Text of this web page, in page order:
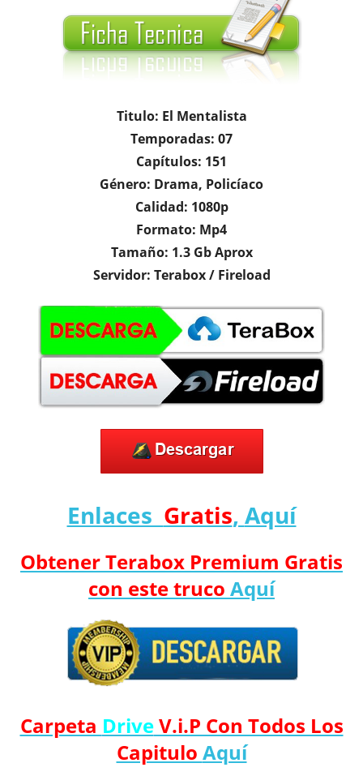
Titulo: El Mentalista
Temporadas: 07
Capítulos: 151
Género: Drama, Policíaco
Calidad: 1080p
Formato: Mp4
Tamaño: 1.3 Gb Aprox
Servidor: Terabox / Fireload
Enlaces Gratis, Aquí
Obtener Terabox Premium Gratis
con este truco Aquí
Carpeta DriveV.i.P Con Todos Los
Capitulo Aquí